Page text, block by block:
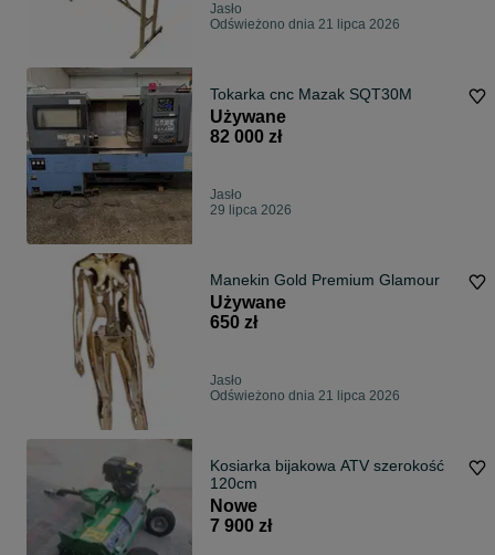
Jasło
Odświeżono dnia 21 lipca 2026
Tokarka cnc Mazak SQT30M
Używane
82 000 zł
Jasło
29 lipca 2026
Manekin Gold Premium Glamour
Używane
650 zł
Jasło
Odświeżono dnia 21 lipca 2026
Kosiarka bijakowa ATV szerokość
120cm
Nowe
7 900 zł